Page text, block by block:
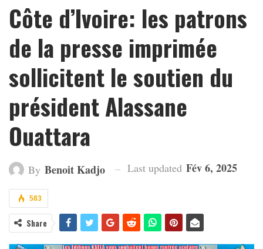
Côte d’Ivoire: les patrons
de la presse imprimée
sollicitent le soutien du
président Alassane
Ouattara
By Benoit Kadjo Last updated Fév 6, 2025
583
Share